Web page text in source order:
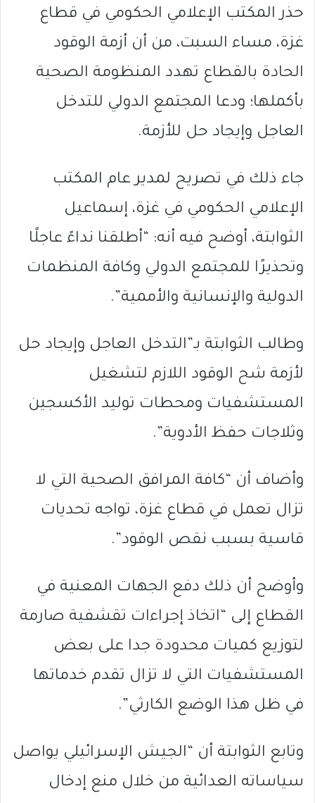
حذر المكتب الإعلامي الحكومي في قطاع
غزة، مساء السبت، من أن أزمة الوقود
الحادة بالقطاع تهدد المنظومة الصحية
بأكملها؛ ودعا المجتمع الدولي للتدخل
العاجل وإيجاد حل للأزمة.
جاء ذلك في تصريح لمدير عام المكتب
الإعلامي الحكومي في غزة، إسماعيل
الثوابتة، أوضح فيه أنه: “أطلقنا نداءً عاجلًا
وتحذيرًا للمجتمع الدولي وكافة المنظمات
الدولية والإنسانية والأممية”.
وطالب الثوابتة بـ”التدخل العاجل وإيجاد حل
لأزمة شح الوقود اللازم لتشغيل
المستشفيات ومحطات توليد الأكسجين
وثلاجات حفظ الأدوية”.
وأضاف أن “كافة المرافق الصحية التي لا
تزال تعمل في قطاع غزة، تواجه تحديات
قاسية بسبب نقص الوقود”.
وأوضح أن ذلك دفع الجهات المعنية في
القطاع إلى “اتخاذ إجراءات تقشفية صارمة
لتوزيع كميات محدودة جدا على بعض
المستشفيات التي لا تزال تقدم خدماتها
في ظل هذا الوضع الكارثي”.
وتابع الثوابتة أن “الجيش الإسرائيلي يواصل
سياساته العدائية من خلال منع إدخال